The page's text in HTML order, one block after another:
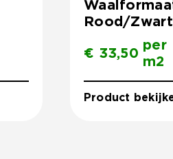
Rood/Zwart
€ 33,50
per
m2
Product